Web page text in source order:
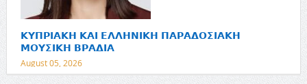
𝝟𝝪𝝥𝝦𝝞𝝖𝝟𝝜 𝝟𝝖𝝞 𝝚𝝠𝝠𝝜𝝢𝝞𝝟𝝜 𝝥𝝖𝝦𝝖𝝙𝝤𝝨𝝞𝝖𝝟𝝜
𝝡𝝤𝝪𝝨𝝞𝝟𝝜 𝝗𝝦𝝖𝝙𝝞𝝖
August 05, 2026